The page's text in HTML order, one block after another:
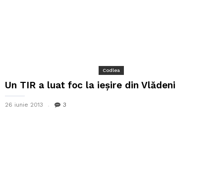
Codlea
Un TIR a luat foc la ieșire din Vlădeni
26 iunie 2013 3